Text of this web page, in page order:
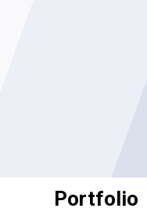
Portfolio